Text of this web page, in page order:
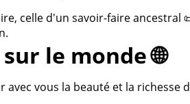
celle d'un savoir-faire ancestral
le monde 🌐
vous la beauté et la